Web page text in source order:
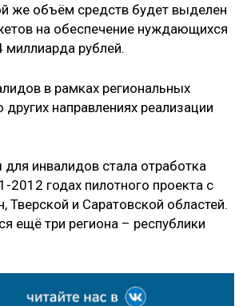
же объём средств будет выделен
на обеспечение нуждающихся
рублей.
в рамках региональных
направлениях реализации
инвалидов стала отработка
годах пилотного проекта с
Тверской и Саратовской областей.
ещё три региона – республики